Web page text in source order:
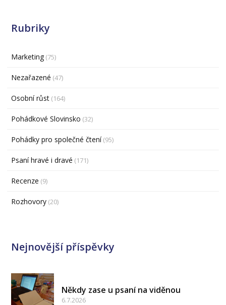
Rubriky
Marketing (75)
Nezařazené (47)
Osobní růst (164)
Pohádkové Slovinsko (32)
Pohádky pro společné čtení(95)
Psaní hravé i dravé (171)
Recenze (9)
Rozhovory (20)
Nejnovější příspěvky
Někdy zase u psaní na viděnou
6.7.2026